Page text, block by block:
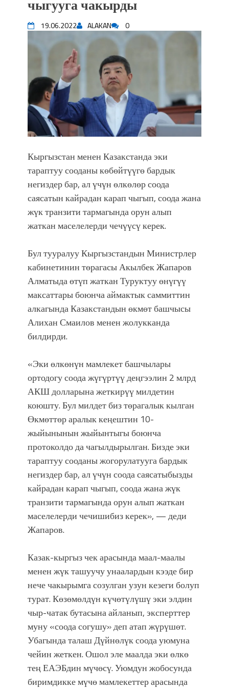
Садыр ЖАПАРОВ: “Айтматовдой
адабият алпы чыгыш үчүн, улуу көч
уланышы үчүн журнал сөзсүз керек!”
“Китепкана түнγ-2026”: Психолог
Мээрим Мураталиева менен
жолугушууга келиңиз! (Дарек. Видео)
Латын арибиндеги “Чабуул”... “Ала-
Тоо” журналынын тарыхы жана
редакторлору... (Тизме. Видео)
“КАРА КЕМПИР”: ҮМҮТТҮН
ТҮБӨЛҮК СИМВОЛУ
фонтанды көрүү үчүн Royal Central
Park'ка 30 миң адам чогулду
Фестиваль Symphony of Water & Light
собрал более 20 тысяч гостей
Жыргалбек КАСАБОЛОТОВ:
“Уңгужол” темадагы тегерек столго
атка минерлер дагы катышса жакшы
чыгууга чакырды
19.06.2022 ALAKAN 0
Кыргызстан менен Казакстанда эки
тараптуу сооданы көбөйтүүгө бардык
негиздер бар, ал үчүн өлкөлөр соода
саясатын кайрадан карап чыгып, соода жана
жүк транзити тармагында орун алып
жаткан маселелерди чечүүсү керек.
Бул тууралуу Кыргызстандын Министрлер
кабинетинин төрагасы Акылбек Жапаров
Алматыда өтүп жаткан Туруктуу өнүгүү
максаттары боюнча аймактык саммиттин
алкагында Казакстандын өкмөт башчысы
Алихан Смаилов менен жолукканда
билдирди.
«Эки өлкөнүн мамлекет башчылары
ортодогу соода жүгүртүү деңгээлин 2 млрд
АКШ долларына жеткирүү милдетин
коюшту. Бул милдет биз төрагалык кылган
Өкмөттөр аралык кеңештин 10-
жыйынынын жыйынтыгы боюнча
протоколдо да чагылдырылган. Бизде эки
тараптуу сооданы жогорулатууга бардык
негиздер бар, ал үчүн соода саясатыбызды
кайрадан карап чыгып, соода жана жүк
транзити тармагында орун алып жаткан
маселелерди чечишибиз керек», — деди
Жапаров.
Казак-кыргыз чек арасында маал-маалы
менен жүк ташуучу унаалардын кээде бир
нече чакырымга созулган узун кезеги болуп
турат. Көзөмөлдүн күчөтүлүшү эки элдин
чыр-чатак бутасына айланып, эксперттер
муну «соода согушу» деп атап жүрүшөт.
Убагында талаш Дүйнөлүк соода уюмуна
чейин жеткен. Ошол эле маалда эки өлкө
тең ЕАЭБдин мүчөсү. Уюмдун жобосунда
биримдикке мүчө мамлекеттер арасында